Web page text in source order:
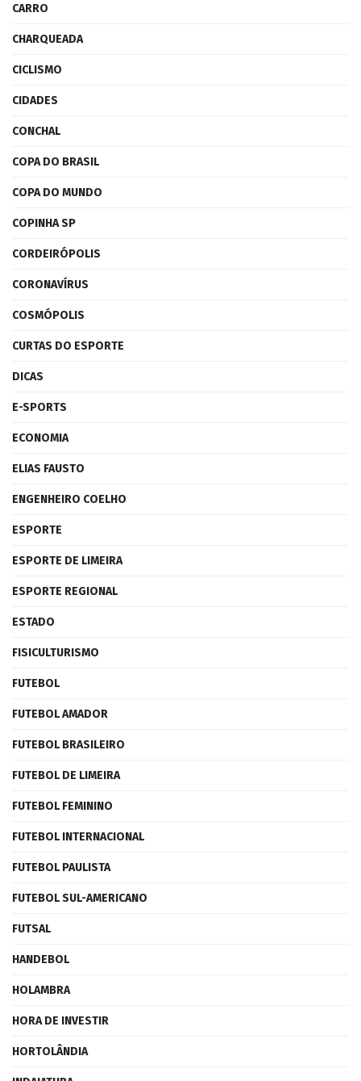
CARRO
CHARQUEADA
CICLISMO
CIDADES
CONCHAL
COPA DO BRASIL
COPA DO MUNDO
COPINHA SP
CORDEIRÓPOLIS
CORONAVÍRUS
COSMÓPOLIS
CURTAS DO ESPORTE
DICAS
E-SPORTS
ECONOMIA
ELIAS FAUSTO
ENGENHEIRO COELHO
ESPORTE
ESPORTE DE LIMEIRA
ESPORTE REGIONAL
ESTADO
FISICULTURISMO
FUTEBOL
FUTEBOL AMADOR
FUTEBOL BRASILEIRO
FUTEBOL DE LIMEIRA
FUTEBOL FEMININO
FUTEBOL INTERNACIONAL
FUTEBOL PAULISTA
FUTEBOL SUL-AMERICANO
FUTSAL
HANDEBOL
HOLAMBRA
HORA DE INVESTIR
HORTOLÂNDIA